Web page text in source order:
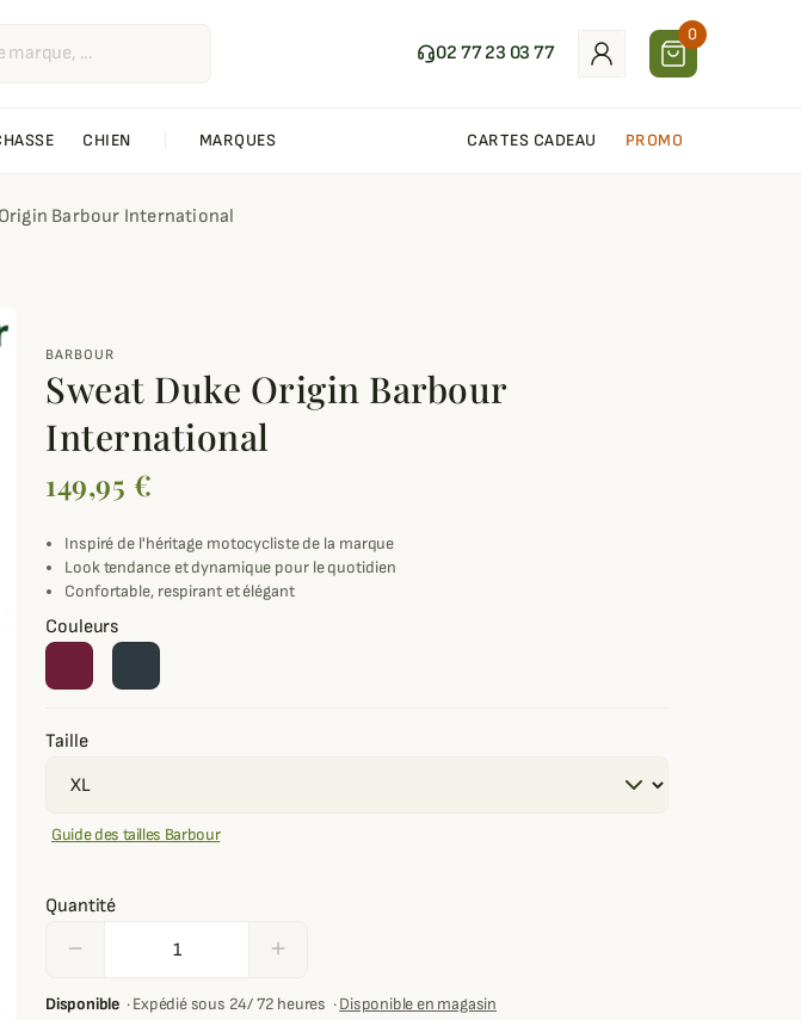
02 77 23 03 77
0
CHIEN MARQUES CARTES CADEAU PROMO
Barbour International
BARBOUR
Sweat Duke Origin Barbour
International
149,95 €
Inspiré de l'héritage motocycliste de la marque
Look tendance et dynamique pour le quotidien
Confortable, respirant et élégant
Couleurs
Taille
Guide des tailles Barbour
Quantité
remove add
Disponible ·Expédié sous 24/ 72 heures ·Disponible en magasin